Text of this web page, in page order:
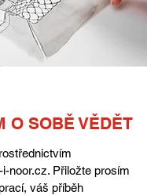
O SOBĚ VĚDĚT
noor.cz. Přiložte prosím
váš příběh